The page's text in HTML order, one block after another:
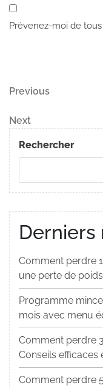
Prévenez-moi de
Navigation
de
l’article
Previous
Previous
Next
Post
Next
Rechercher
Derniers
Comment perdre
une perte de
Programme
mois avec menu
Comment perdre
Conseils efficaces
Comment perdre